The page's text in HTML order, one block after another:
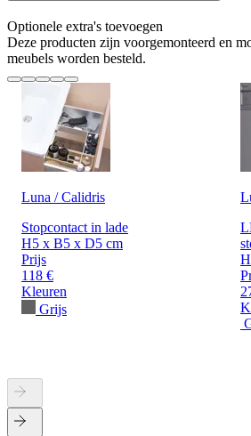
Optionele extra's toevoegen
Deze producten zijn voorgemonteerd en
meubels worden besteld.
Luna / Calidris
Stopcontact in lade
H5 x B5 x D5 cm
Prijs
118 €
Kleuren
Grijs